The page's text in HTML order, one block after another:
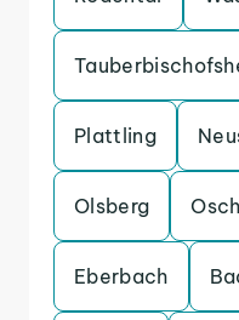
Plattling
Olsberg
Eberbach